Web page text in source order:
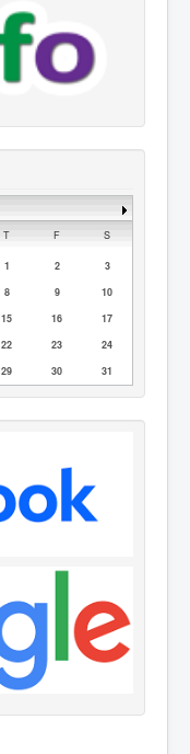
T F S
1 2
3
8 9
10
15 16
17
22 23
24
29 30 31